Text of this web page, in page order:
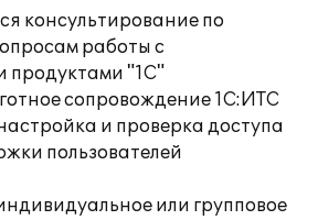
консультирование по
работы с
продуктами "1С"
сопровождение 1С:ИТС
и проверка доступа
пользователей
или групповое